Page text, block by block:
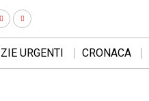
URGENTI CRONACA